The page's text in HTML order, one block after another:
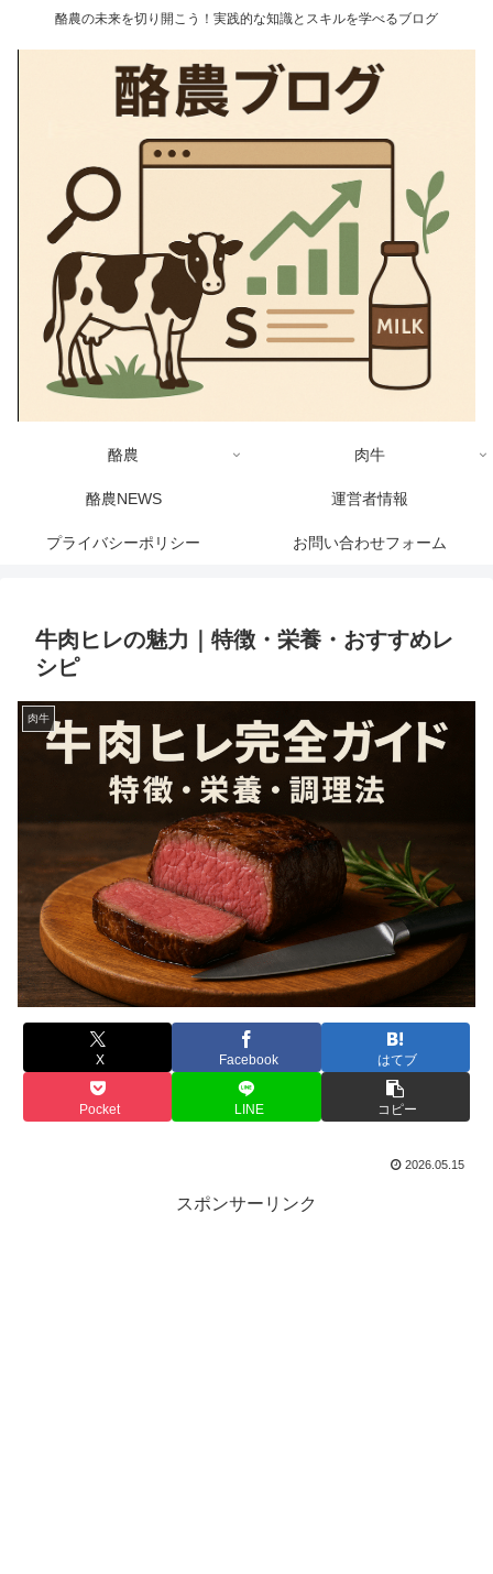
酪農の未来を切り開こう！実践的な知識とスキルを学べるブログ
酪農 肉牛
酪農NEWS 運営者情報
プライバシーポリシー お問い合わせフォーム
牛肉ヒレの魅力｜特徴・栄養・おすすめレ
シピ
肉牛
X Facebook はてブ
Pocket LINE コピー
2026.05.15
スポンサーリンク